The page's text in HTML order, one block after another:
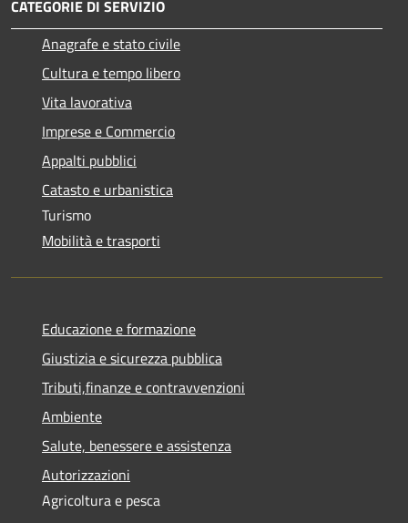
CATEGORIE DI SERVIZIO
Anagrafe e stato civile
Cultura e tempo libero
Vita lavorativa
Imprese e Commercio
Appalti pubblici
Catasto e urbanistica
Turismo
Mobilità e trasporti
Educazione e formazione
Giustizia e sicurezza pubblica
Tributi,finanze e contravvenzioni
Ambiente
Salute, benessere e assistenza
Autorizzazioni
Agricoltura e pesca